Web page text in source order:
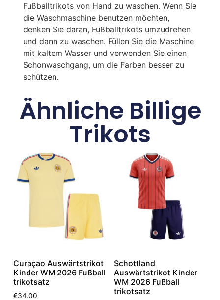
Fußballtrikots von Hand zu waschen. Wenn Sie
die Waschmaschine benutzen möchten,
denken Sie daran, Fußballtrikots umzudrehen
und dann zu waschen. Füllen Sie die Maschine
mit kaltem Wasser und verwenden Sie einen
Schonwaschgang, um die Farben besser zu
schützen.
Ähnliche Billige
Trikots
Curaçao Auswärtstrikot
Kinder WM 2026 Fußball
trikotsatz
€34.00
Schottland
Auswärtstrikot Kinder
WM 2026 Fußball
trikotsatz